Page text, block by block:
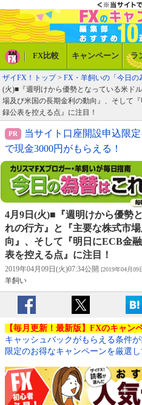
FX比較 キャンペーン ラ
ザイFX！トップ> FX・羊飼いの「今日の
(火)■『週明けから優勢となっている米ド
場及び米国の長期金利の動向』、そして
録公表を控える点』に注目！
当サイト口座開設申込限
で現金3000円がもらえる！
4月9日(火)■『週明けから優勢
れの行方』と『主要な株式市
向』、そして『明日にECB金
表を控える点』に注目！
2019年04月09日(火)07:34公開 [2019年04月09
羊飼い
【毎月更新！最新版】FXのキャン
キャッシュバックがもらえる条件
限定のお得なキャンペーンを厳選し